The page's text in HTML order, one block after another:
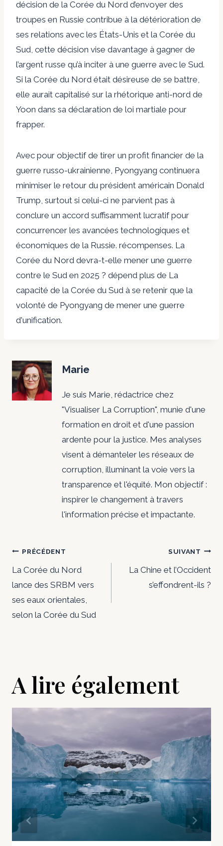
décision de la Corée du Nord d’envoyer des
troupes en Russie contribue à la détérioration de
ses relations avec les États-Unis et la Corée du
Sud, cette décision vise davantage à gagner de
l’argent russe qu’à inciter à une guerre avec le Sud.
Si la Corée du Nord était désireuse de se battre,
elle aurait capitalisé sur la rhétorique anti-nord de
Yoon dans sa déclaration de loi martiale pour
frapper.
Avec pour objectif de tirer un profit financier de la
guerre russo-ukrainienne, Pyongyang continuera
minimiser le retour du président américain Donald
Trump, surtout si celui-ci ne parvient pas à
conclure un accord suffisamment lucratif pour
concurrencer les avancées technologiques et
économiques de la Russie. récompenses. La
Corée du Nord devra-t-elle mener une guerre
contre le Sud en 2025 ? dépend plus de La
capacité de la Corée du Sud à se retenir que la
volonté de Pyongyang de mener une guerre
d'unification.
Marie
Je suis Marie, rédactrice chez
"Visualiser La Corruption", munie d'une
formation en droit et d'une passion
ardente pour la justice. Mes analyses
visent à démanteler les réseaux de
corruption, illuminant la voie vers la
transparence et l'équité. Mon objectif :
inspirer le changement à travers
l'information précise et impactante.
Navigation
de
l’article
PRÉCÉDENT
La Corée du Nord
lance des SRBM vers
ses eaux orientales,
selon la Corée du Sud
SUIVANT
La Chine et l’Occident
s’effondrent-ils ?
A lire également